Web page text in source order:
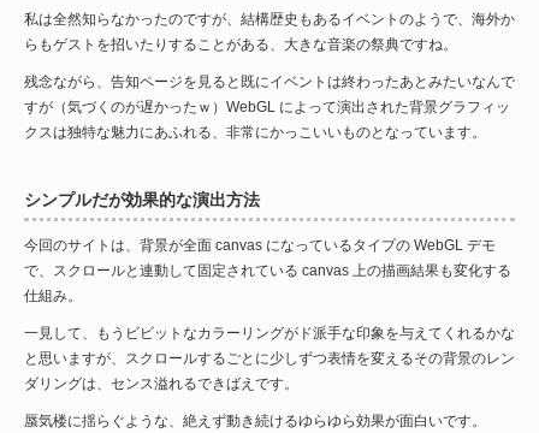
私は全然知らなかったのですが、結構歴史もあるイベントのようで、海外か
らもゲストを招いたりすることがある、大きな音楽の祭典ですね。
残念ながら、告知ページを見ると既にイベントは終わったあとみたいなんで
すが（気づくのが遅かったｗ）WebGL によって演出された背景グラフィッ
クスは独特な魅力にあふれる、非常にかっこいいものとなっています。
シンプルだが効果的な演出方法
今回のサイトは、背景が全面 canvas になっているタイプの WebGL デモ
で、スクロールと連動して固定されている canvas 上の描画結果も変化する
仕組み。
一見して、もうビビットなカラーリングがド派手な印象を与えてくれるかな
と思いますが、スクロールするごとに少しずつ表情を変えるその背景のレン
ダリングは、センス溢れるできばえです。
蜃気楼に揺らぐような、絶えず動き続けるゆらゆら効果が面白いです。